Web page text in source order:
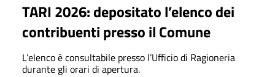
TARI 2026: depositato l’elenco dei
contribuenti presso il Comune
L’elenco è consultabile presso l’Ufficio di Ragioneria
durante gli orari di apertura.